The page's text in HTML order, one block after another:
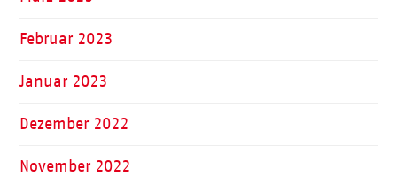
Februar 2023
Januar 2023
Dezember 2022
November 2022